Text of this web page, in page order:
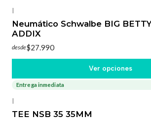
|
Neumático Schwalbe BIG
ADDIX
desde$27.990
Ver opciones
-10%
Entrega inmediata
|
TEE NSB 35 35MM